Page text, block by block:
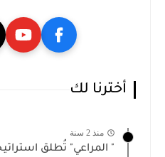
أخترنا لك
منذ 2 سنة